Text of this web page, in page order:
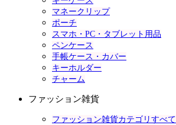
マネークリップ
ポーチ
スマホ・PC・タブレット用品
ペンケース
手帳ケース・カバー
キーホルダー
チャーム
ファッション雑貨
ファッション雑貨カテゴリすべて